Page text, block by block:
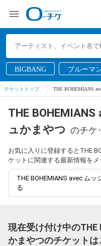
BIGBANG ブルーマ
チケットトップ THE BOHEMIANS
THE
ュかまやつ のチケ
お気に入りに登録するとTHE
ケットに関連する最新情報をメ
THE BOHEMIANS avec ム
る
現在受け付け中のTHE
かまやつのチケットは